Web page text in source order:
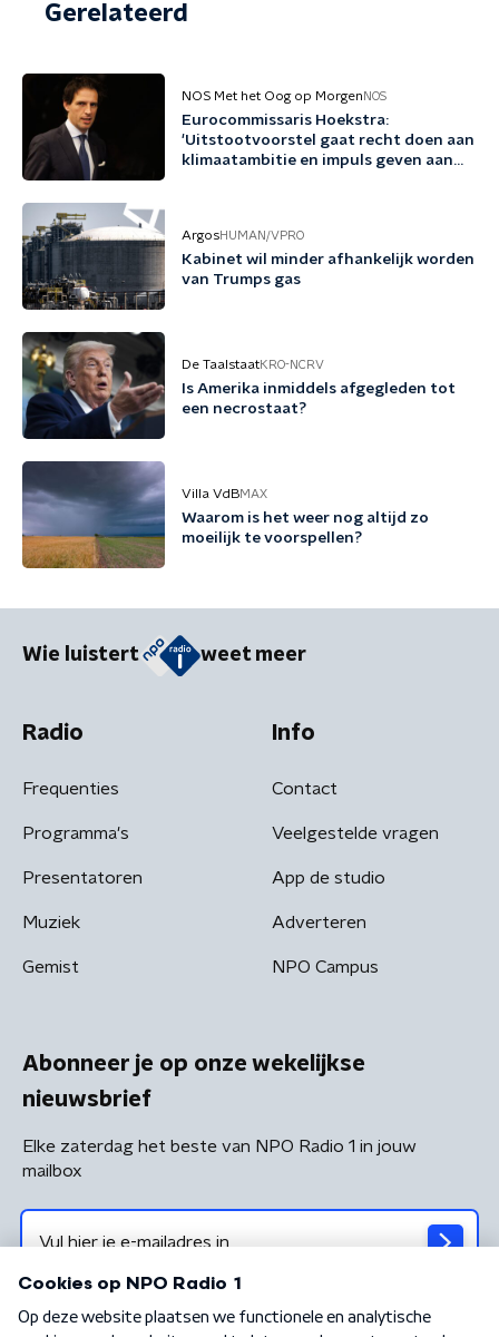
Gerelateerd
NOS Met het Oog op Morgen NOS
Eurocommissaris Hoekstra:
'Uitstootvoorstel gaat recht doen aan
klimaatambitie en impuls geven aan
ArgosHUMAN/VPRO
Kabinet wil minder afhankelijk worden
van Trumps gas
De TaalstaatKRO-NCRV
Is Amerika inmiddels afgegleden tot
een necrostaat?
Villa VdBMAX
Waarom is het weer nog altijd zo
moeilijk te voorspellen?
Wie luistert weet meer
Radio
Frequenties
Programma's
Presentatoren
Muziek
Gemist
Info
Contact
Veelgestelde vragen
App de studio
Adverteren
NPO Campus
Abonneer je op onze wekelijkse
nieuwsbrief
Elke zaterdag het beste van NPO Radio 1 in jouw
mailbox